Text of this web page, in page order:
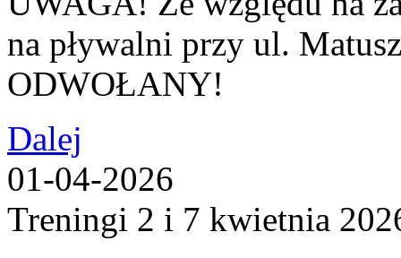
na pływalni przy ul.
ODWOŁANY!
Dalej
01-04-2026
Treningi 2 i 7 kwietnia